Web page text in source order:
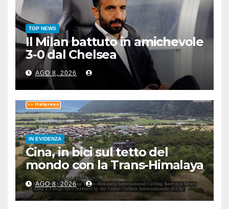
TOP NEWS
Il Milan battuto in amichevole
3-0 dal Chelsea
AGO 8, 2026
IN EVIDENZA
Cina, in bici sul tetto del
mondo con la Trans-Himalaya
Race
AGO 8, 2026